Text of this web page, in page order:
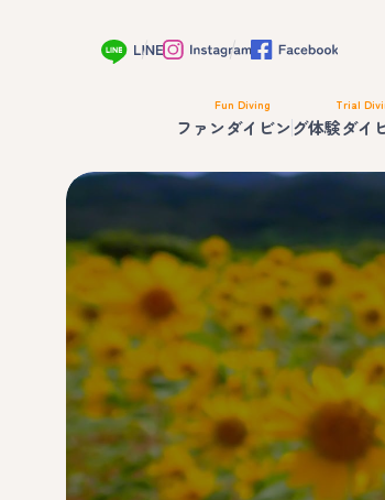
Fun Diving
ファンダイビング
Trial
体験ダイ